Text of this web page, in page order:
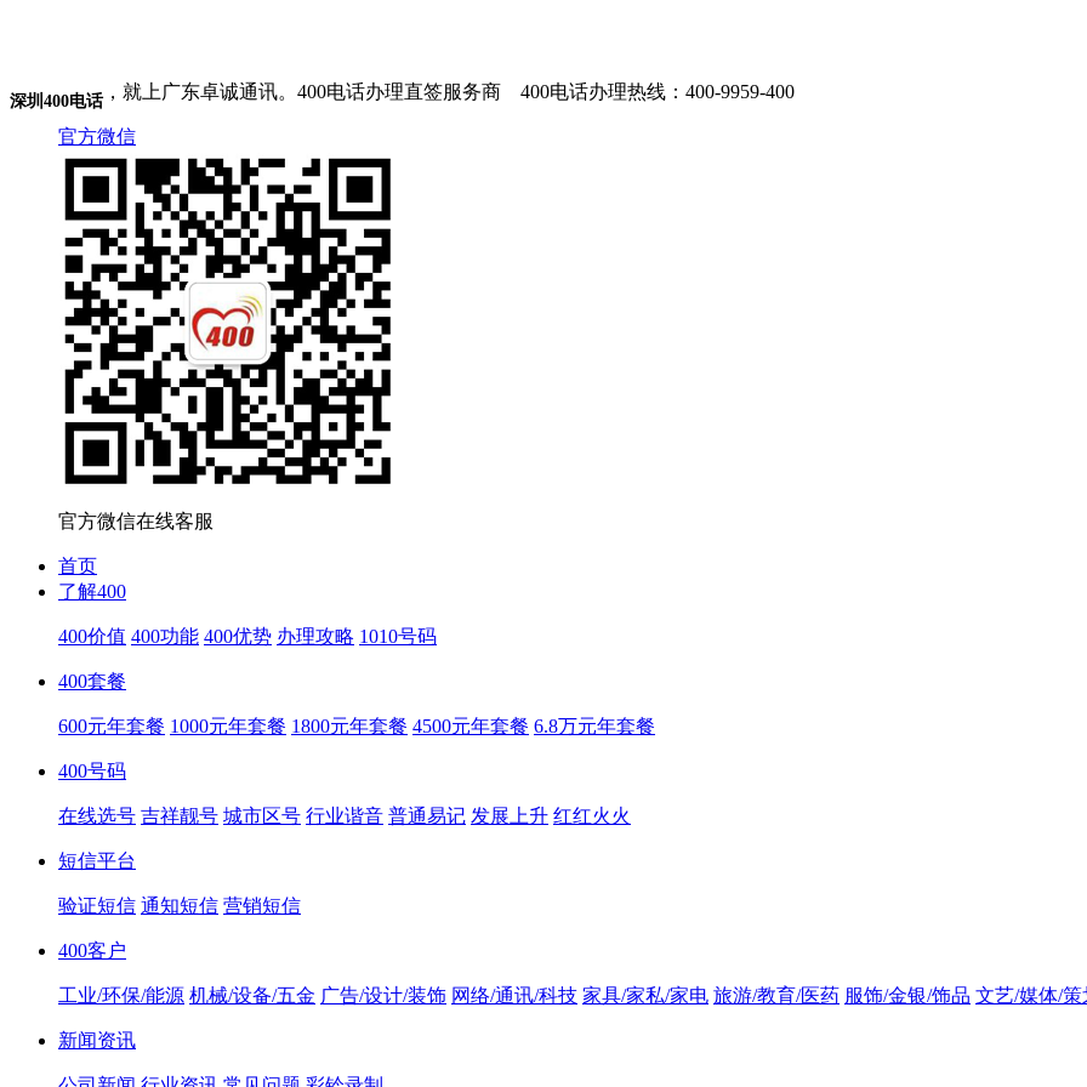
深圳400电话 ，就上广东卓诚通讯。400电话办理直签服务商 400电话办理热线：400-9959-400
官方微信
官方微信在线客服
首页
了解400
400价值 400功能 400优势 办理攻略 1010号码
400套餐
600元年套餐 1000元年套餐 1800元年套餐 4500元年套餐 6.8万元年套餐
400号码
在线选号 吉祥靓号 城市区号 行业谐音 普通易记 发展上升 红红火火
短信平台
验证短信 通知短信 营销短信
400客户
工业/环保/能源 机械/设备/五金 广告/设计/装饰 网络/通讯/科技 家具/家私/家电 旅游/教育/医药 服饰/金银/饰品 文艺/媒体/策
新闻资讯